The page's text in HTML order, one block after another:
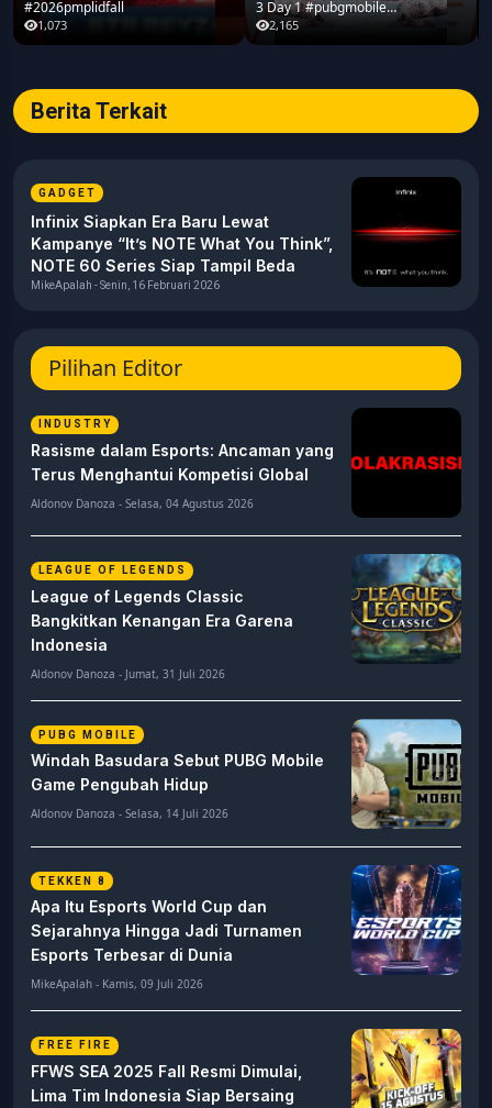
#2026pmplidfall
1,073
3 Day 1 #pubgmobile
#2026pmplidfall
2,165
Berita Terkait
GADGET
Infinix Siapkan Era Baru Lewat
Kampanye “It’s NOTE What You Think”,
NOTE 60 Series Siap Tampil Beda
MikeApalah - Senin, 16 Februari 2026
Pilihan Editor
INDUSTRY
Rasisme dalam Esports: Ancaman yang
Terus Menghantui Kompetisi Global
Aldonov Danoza - Selasa, 04 Agustus 2026
LEAGUE OF LEGENDS
League of Legends Classic
Bangkitkan Kenangan Era Garena
Indonesia
Aldonov Danoza - Jumat, 31 Juli 2026
PUBG MOBILE
Windah Basudara Sebut PUBG Mobile
Game Pengubah Hidup
Aldonov Danoza - Selasa, 14 Juli 2026
TEKKEN 8
Apa Itu Esports World Cup dan
Sejarahnya Hingga Jadi Turnamen
Esports Terbesar di Dunia
MikeApalah - Kamis, 09 Juli 2026
FREE FIRE
FFWS SEA 2025 Fall Resmi Dimulai,
Lima Tim Indonesia Siap Bersaing